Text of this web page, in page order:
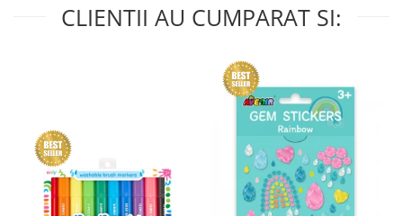
CLIENTII AU CUMPARAT SI: